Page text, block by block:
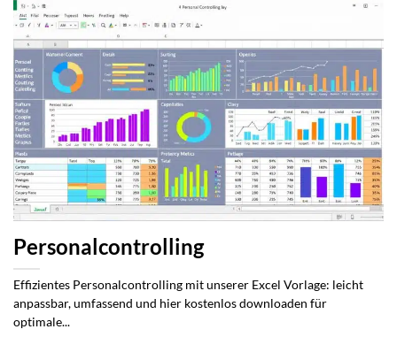
Personalcontrolling
Effizientes Personalcontrolling mit unserer Excel Vorlage: leicht
anpassbar, umfassend und hier kostenlos downloaden für
optimale...